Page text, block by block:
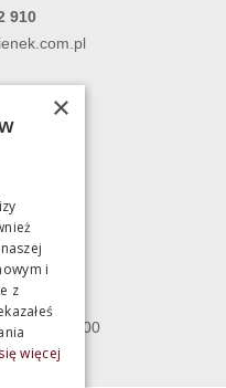
910
083
100
10:00 - 18:00
15:00
×
i
z
więcej